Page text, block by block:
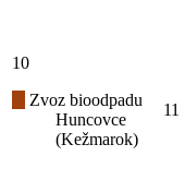
10
Zvoz bioodpadu
Huncovce
(Kežmarok)
11